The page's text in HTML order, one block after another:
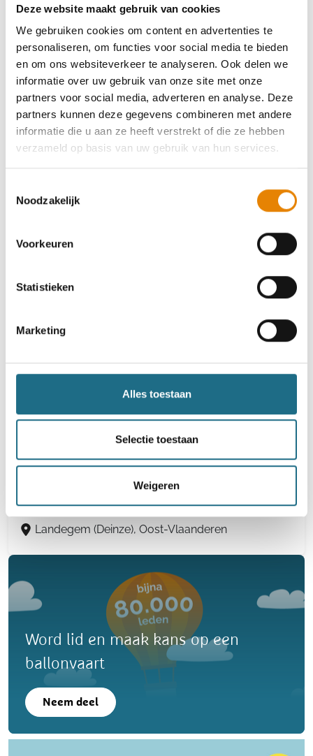
Deze website maakt gebruik van cookies
We gebruiken cookies om content en advertenties te
personaliseren, om functies voor social media te bieden
en om ons websiteverkeer te analyseren. Ook delen we
informatie over uw gebruik van onze site met onze
partners voor social media, adverteren en analyse. Deze
partners kunnen deze gegevens combineren met andere
informatie die u aan ze heeft verstrekt of die ze hebben
verzameld op basis van uw gebruik van hun services.
Noodzakelijk
Voorkeuren
Statistieken
Marketing
Alles toestaan
Selectie toestaan
Weigeren
44e Canteclaermarsen - De Gordel der
Leiestreek
4 km 8 km 12 km 16 km 20 km
25 km
30 km
35 km
Zondag 20 september 2026
Deinze, Oost-Vlaanderen
30 km
Oeselgem (Dentergem), West-Vlaanderen
4 km 8 km 12 km 16 km 20 km
25 km
Zaterdag 21 november 2026
Landegem (Deinze), Oost-Vlaanderen
Word lid en maak kans op een
ballonvaart
Neem deel